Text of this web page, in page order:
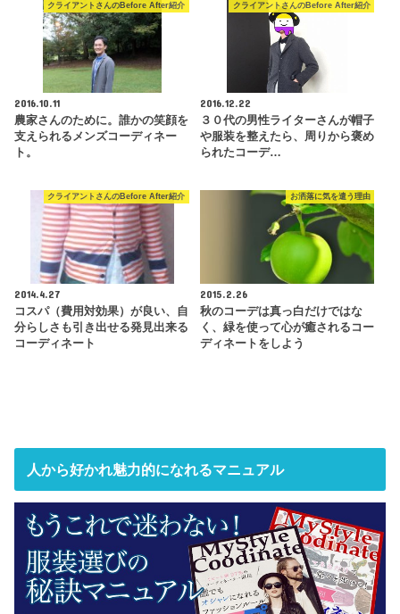
クライアントさんのBefore After紹介
2016.10.11
農家さんのために。誰かの笑顔を
支えられるメンズコーディネー
ト。
クライアントさんのBefore After紹介
2016.12.22
３０代の男性ライターさんが帽子
や服装を整えたら、周りから褒め
られたコーデ…
クライアントさんのBefore After紹介
2014.4.27
コスパ（費用対効果）が良い、自
分らしさも引き出せる発見出来る
コーディネート
お洒落に気を遣う理由
2015.2.26
秋のコーデは真っ白だけではな
く、緑を使って心が癒されるコー
ディネートをしよう
人から好かれ魅力的になれるマニュアル